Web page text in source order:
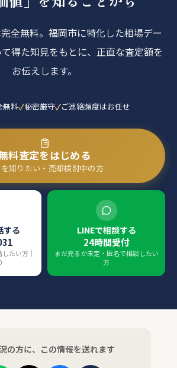
全無料。福岡市に特化した相場デー
得た知見をもとに、正直な査定額を
お伝えします。
無料 秘密厳守 ご連絡頻度はお任せ
料査定をはじめる
知りたい・売却検討中の方
する
たい方｜
LINEで相談する
24時間受付
まだ売るか未定・匿名で相談したい
方
の方に、この情報を送れます